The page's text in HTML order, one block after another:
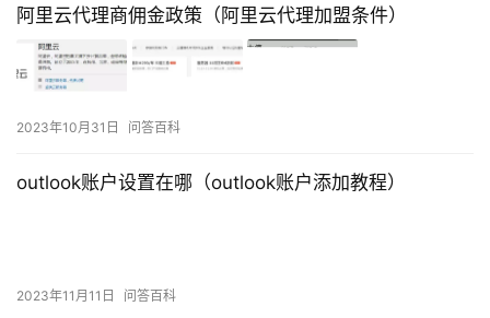
阿里云代理商佣金政策（阿里云代理加盟条件）
2023年10月31日 问答百科
outlook账户设置在哪（outlook账户添加教程）
2023年11月11日 问答百科